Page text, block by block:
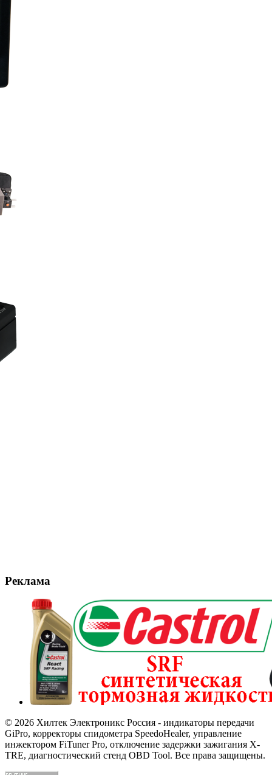
Реклама
© 2026 Хилтек Электроникс Россия - индикаторы передачи
GiPro, корректоры спидометра SpeedoHealer, управление
инжектором FiTuner Pro, отключение задержки зажигания X-
TRE, диагностический стенд OBD Tool. Все права защищены.